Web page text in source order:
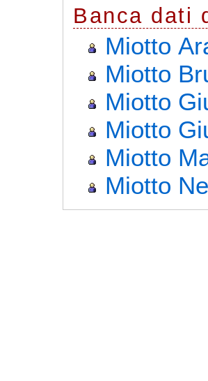
Banca dati
Miotto
Miotto
Miotto
Miotto
Miotto
Miotto